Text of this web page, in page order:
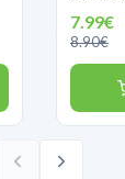
7.99€
8.90€